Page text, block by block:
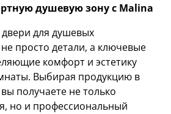
душевую зону с Malina
для душевых
просто детали, а ключевые
комфорт и эстетику
Выбирая продукцию в
вы получаете не только
но и профессиональный